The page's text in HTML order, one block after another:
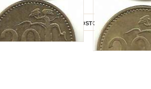
Hinta:
LISÄÄ OSTOSKORIIN